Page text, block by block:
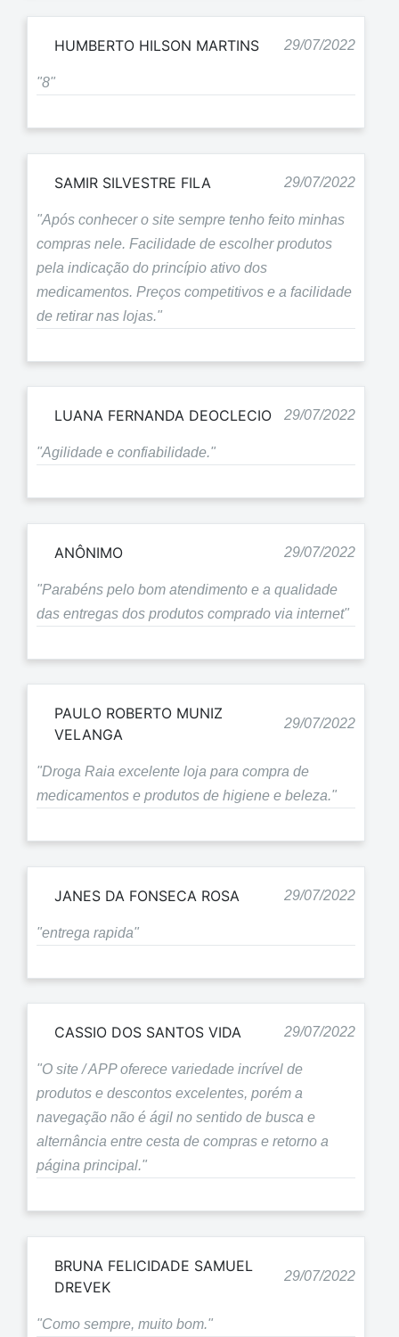
HUMBERTO HILSON MARTINS 29/07/2022
"8"
SAMIR SILVESTRE FILA 29/07/2022
"Após conhecer o site sempre tenho feito minhas
compras nele. Facilidade de escolher produtos
pela indicação do princípio ativo dos
medicamentos. Preços competitivos e a facilidade
de retirar nas lojas."
LUANA FERNANDA DEOCLECIO 29/07/2022
"Agilidade e confiabilidade."
ANÔNIMO 29/07/2022
"Parabéns pelo bom atendimento e a qualidade
das entregas dos produtos comprado via internet"
PAULO ROBERTO MUNIZ
VELANGA
29/07/2022
"Droga Raia excelente loja para compra de
medicamentos e produtos de higiene e beleza."
JANES DA FONSECA ROSA 29/07/2022
"entrega rapida"
CASSIO DOS SANTOS VIDA 29/07/2022
"O site / APP oferece variedade incrível de
produtos e descontos excelentes, porém a
navegação não é ágil no sentido de busca e
alternância entre cesta de compras e retorno a
página principal."
BRUNA FELICIDADE SAMUEL
DREVEK
29/07/2022
"Como sempre, muito bom."